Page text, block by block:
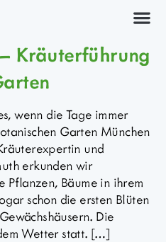
Kräuterführung
wenn die Tage immer
Garten München
und
erkunden wir
Bäume in ihrem
schon die ersten Blüten
Die
Wetter statt. […]